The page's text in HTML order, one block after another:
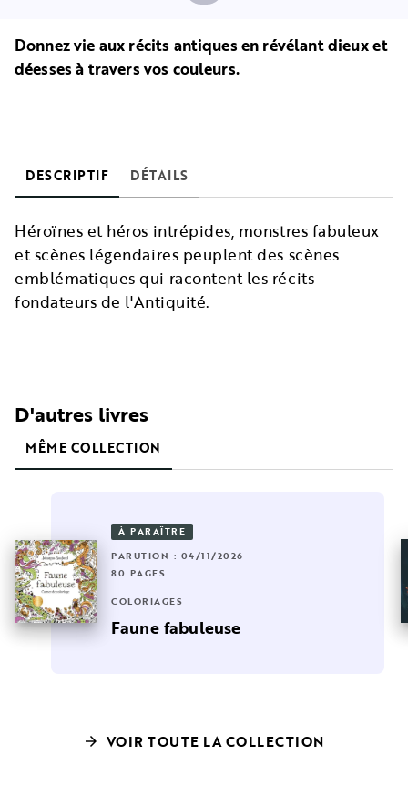
Donnez vie aux récits antiques en révélant dieux et
déesses à travers vos couleurs.
DESCRIPTIF DÉTAILS
Héroïnes et héros intrépides, monstres fabuleux
et scènes légendaires peuplent des scènes
emblématiques qui racontent les récits
fondateurs de l'Antiquité.
D'autres livres
MÊME COLLECTION
À PARAÎTRE
PARUTION : 04/11/2026
80 PAGES
COLORIAGES
Faune fabuleuse
arrow_forward VOIR TOUTE LA COLLECTION